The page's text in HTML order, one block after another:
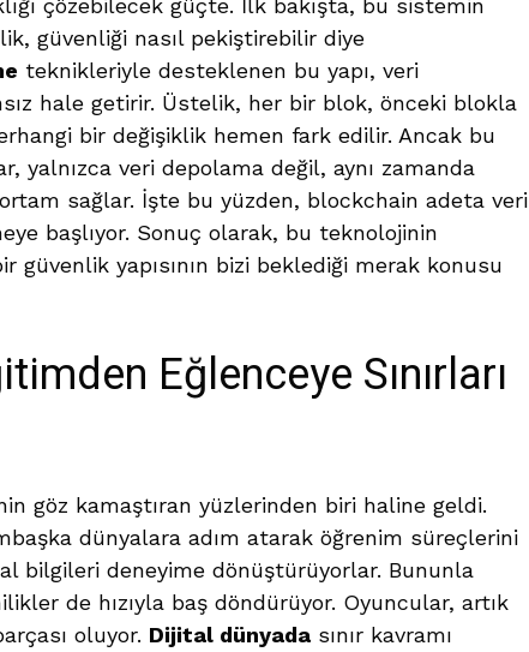
güvenliği nasıl pekiştirebilir diye
teknikleriyle desteklenen bu yapı, veri
hale getirir. Üstelik, her bir blok, önceki blokla
bir değişiklik hemen fark edilir. Ancak bu
yalnızca veri depolama değil, aynı zamanda
sağlar. İşte bu yüzden, blockchain adeta veri
başlıyor. Sonuç olarak, bu teknolojinin
güvenlik yapısının bizi beklediği merak konusu
Eğlenceye Sınırları
göz kamaştıran yüzlerinden biri haline geldi.
dünyalara adım atarak öğrenim süreçlerini
bilgileri deneyime dönüştürüyorlar. Bununla
de hızıyla baş döndürüyor. Oyuncular, artık
oluyor. Dijital dünyada sınır kavramı